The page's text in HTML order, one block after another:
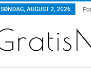
SØNDAG, AUGUST 2, 2026